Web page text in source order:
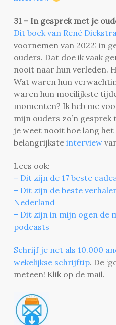
31 – In gesprek met je
Dit boek van René
voornemen van 2022: in
ouders. Dat doe ik vaak
nooit naar hun verleden.
Wat waren hun
waren hun moeilijkste
momenten? Ik heb me
mijn ouders zo’n gesprek
je weet nooit hoe lang
belangrijkste interview
Lees ook:
– Dit zijn de 17 beste
– Dit zijn de beste
Nederland
– Dit zijn in mijn ogen de
podcasts
Schrijf je net als 10.000
wekelijkse schrijftip. De
meteen! Klik op de mail.